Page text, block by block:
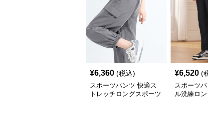
¥6,360 (税込)
スポーツパンツ 快適ス
トレッチロングスポーツ
¥6,520 (
スポーツ
ル洗練ロ